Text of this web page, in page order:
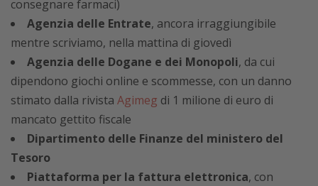
consegnare farmaci)
Agenzia delle Entrate, ancora irraggiungibile
mentre scriviamo, nella mattina di giovedì
Agenzia delle Dogane e dei Monopoli, da cui
dipendono giochi online e scommesse, con un danno
stimato dalla rivista Agimeg di 1 milione di euro di
mancato gettito fiscale
Dipartimento delle Finanze del ministero del
Tesoro
Piattaforma per la fattura elettronica, con